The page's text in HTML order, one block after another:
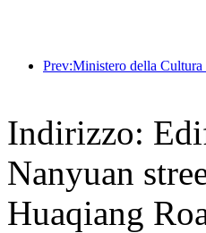
Indirizzo:
Nanyuan
Huaqiang